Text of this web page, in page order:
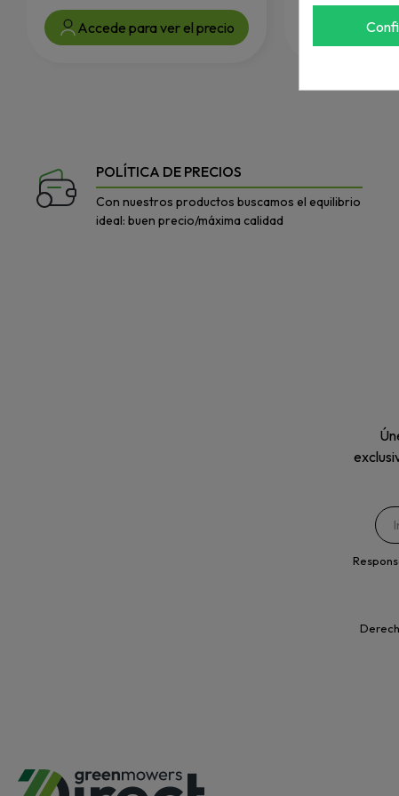
Accede para ver el precio Accede
POLÍTICA DE PRECIOS
Con nuestros productos buscamos el equilibrio
ideal: buen precio/máxima calidad